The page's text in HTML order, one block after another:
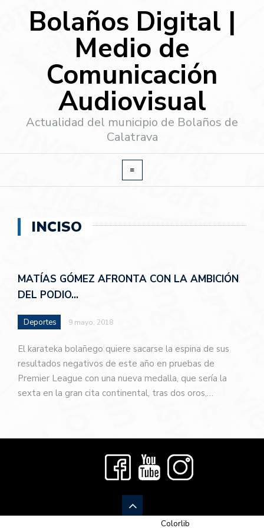
Bolaños Digital |
Medio de
Comunicación
Audiovisual
Actualidad del municipio de Bolaños de
Calatrava
INCISO
MATÍAS GÓMEZ AFRONTA CON LA AMBICIÓN
DEL PODIO…
Deportes 9 mayo, 2018
El karateka bolañego quiere sacarse la espina de sus
resultados negativos de este año en pruebas de
Premier League con una nueva medalla, que sería la
sexta en la gran cita continental, tras dos oros,…
Colorlib